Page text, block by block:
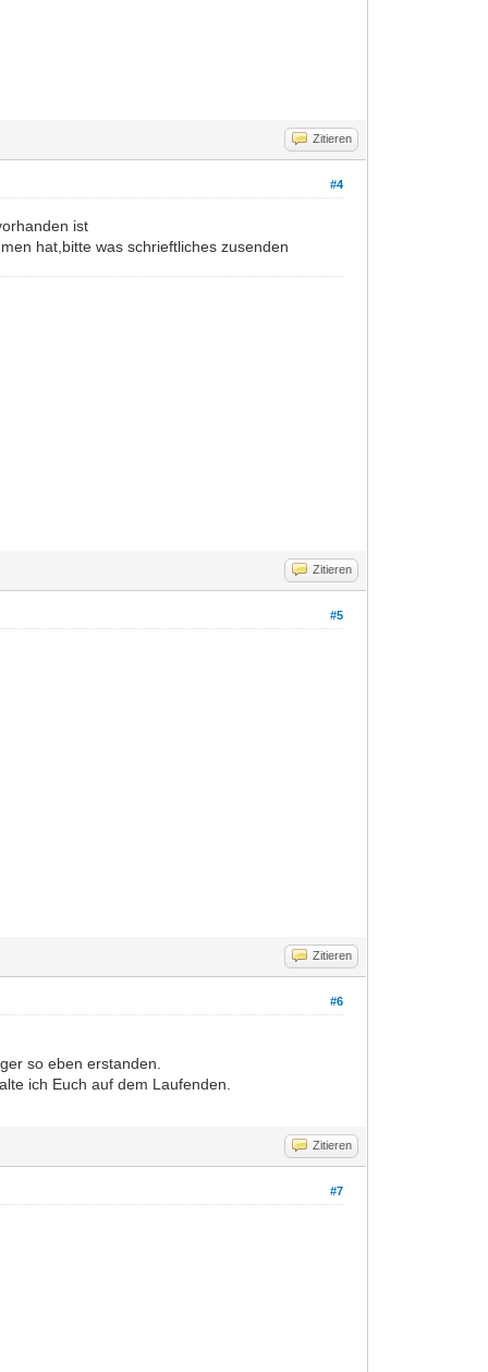
Zitieren
#4
ist
hat,bitte was schrieftliches zusenden
Zitieren
#5
Zitieren
#6
so eben erstanden.
ich Euch auf dem Laufenden.
Zitieren
#7